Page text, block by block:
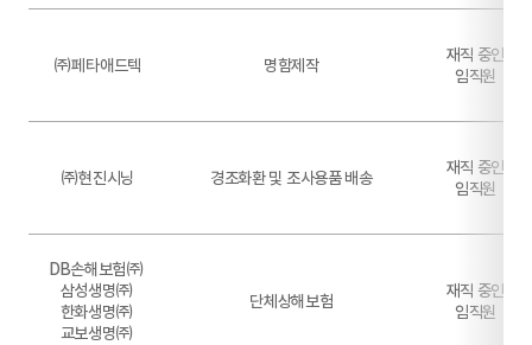
㈜페타애드텍 명함제작
재직 중인
임직원
㈜현진시닝 경조화환 및 조사용품 배송
재직 중인
임직원
DB손해보험㈜
삼성생명㈜
한화생명㈜
교보생명㈜
단체상해보험
재직 중인
임직원